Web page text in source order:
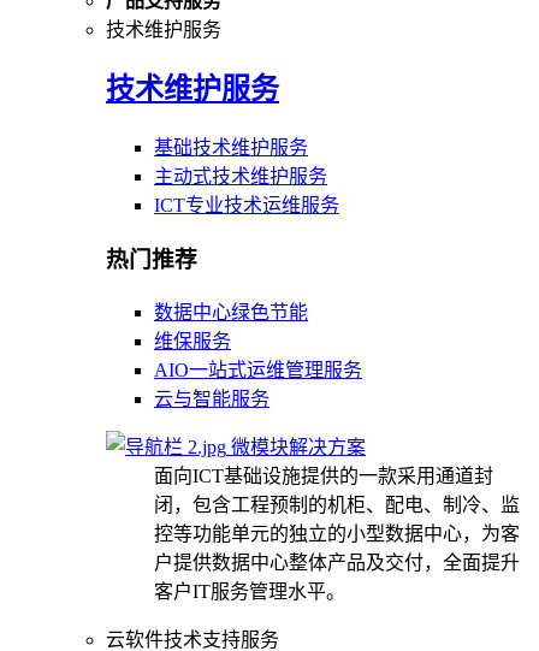
技术维护服务
技术维护服务
基础技术维护服务
主动式技术维护服务
ICT专业技术运维服务
热门推荐
数据中心绿色节能
维保服务
AIO一站式运维管理服务
云与智能服务
微模块解决方案
面向ICT基础设施提供的一款采用通道封
闭，包含工程预制的机柜、配电、制冷、监
控等功能单元的独立的小型数据中心，为客
户提供数据中心整体产品及交付，全面提升
客户IT服务管理水平。
云软件技术支持服务